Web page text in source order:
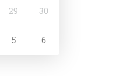
29 30
5 6